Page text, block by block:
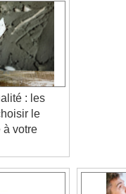
: les
le
votre